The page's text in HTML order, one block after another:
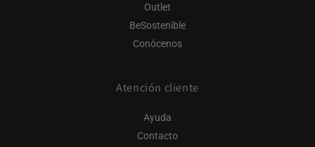
Outlet
BeSostenible
Conócenos
Atención cliente
Ayuda
Contacto